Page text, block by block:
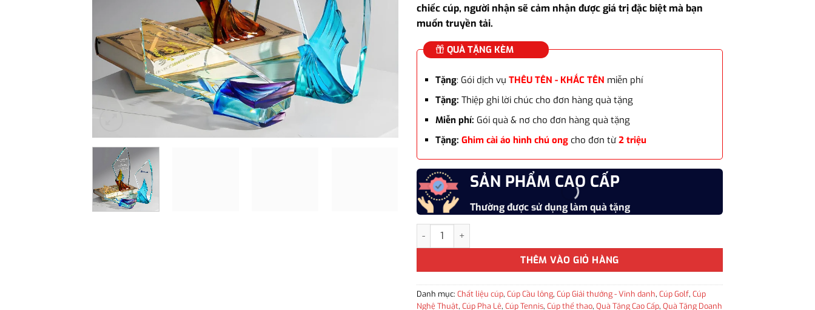
chiếc cúp, người nhận sẽ cảm nhận được giá trị đặc biệt mà bạn
muốn truyền tải.
QUÀ TẶNG KÈM
Tặng: Gói dịch vụ THÊU TÊN - KHẮC TÊN miễn phí
Tặng: Thiệp ghi lời chúc cho đơn hàng quà tặng
Miễn phí: Gói quà & nơ cho đơn hàng quà tặng
Tặng: Ghim cài áo hình chú ongcho đơn từ 2 triệu
SẢN PHẨM CAO CẤP
Thường được sử dụng làm quà tặng
Cúp vinh danh pha lê WG-068 cao cấp quà tặng doanh nghiệp số lượng
THÊM VÀO GIỎ HÀNG
Danh mục: Chất liệu cúp, Cúp Cầu lông, Cúp Giải thưởng - Vinh danh, Cúp Golf, Cúp
Nghệ Thuật, Cúp Pha Lê, Cúp Tennis, Cúp thể thao, Quà Tặng Cao Cấp, Quà Tặng Doanh